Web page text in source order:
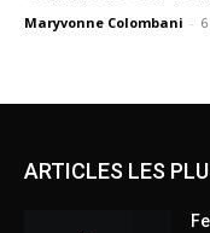
Maryvonne Colombani -
ARTICLES LES